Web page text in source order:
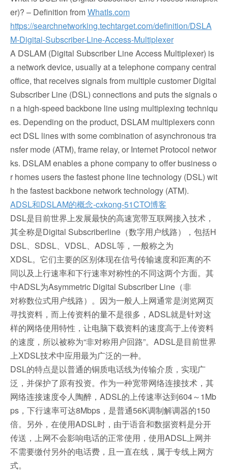
er)? – Definition fromWhatIs.com
https://searchnetworking.techtarget.com/definition/DSLA
M-Digital-Subscriber-Line-Access-Multiplexer
A DSLAM (Digital Subscriber Line Access Multiplexer) is
a network device, usually at a telephone company central
office, that receives signals from multiple customer Digital
Subscriber Line (DSL) connections and puts the signals o
n a high-speed backbone line using multiplexing techniqu
es. Depending on the product, DSLAM multiplexers conn
ect DSL lines with some combination of asynchronous tra
nsfer mode (ATM), frame relay, or Internet Protocol networ
ks. DSLAM enables a phone company to offer business o
r homes users the fastest phone line technology (DSL) wit
h the fastest backbone network technology (ATM).
ADSL和DSLAM的概念-cxkong-51CTO博客
DSL是目前世界上发展最快的高速宽带互联网接入技术，
其全称是Digital Subscriberline（数字用户线路），包括H
DSL、SDSL、VDSL、ADSL等，一般称之为
XDSL。它们主要的区别体现在信号传输速度和距离的不
同以及上行速率和下行速率对称性的不同这两个方面。其
中ADSL为Asymmetric Digital Subscriber Line（非
对称数位式用户线路）。因为一般人上网通常是浏览网页
寻找资料，而上传资料的量不是很多，ADSL就是针对这
样的网络使用特性，让电脑下载资料的速度高于上传资料
的速度，所以被称为“非对称用户回路”。ADSL是目前世界
上XDSL技术中应用最为广泛的一种。
DSL的特点是以普通的铜质电话线为传输介质，实现广
泛，并保护了原有投资。作为一种宽带网络连接技术，其
网络连接速度令人陶醉，ADSL的上传速率达到604～1Mb
ps，下行速率可达8Mbps，是普通56K调制解调器的150
倍。另外，在使用ADSL时，由于语音和数据资料是分开
传送，上网不会影响电话的正常使用，使用ADSL上网并
不需要缴付另外的电话费，且一直在线，属于专线上网方
式。